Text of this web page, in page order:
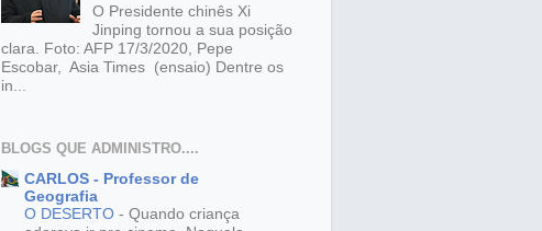
O Presidente chinês Xi
Jinping tornou a sua posição
clara. Foto: AFP 17/3/2020, Pepe
Escobar, Asia Times (ensaio) Dentre os
in...
BLOGS QUE ADMINISTRO....
CARLOS - Professor de
Geografia
O DESERTO - Quando criança